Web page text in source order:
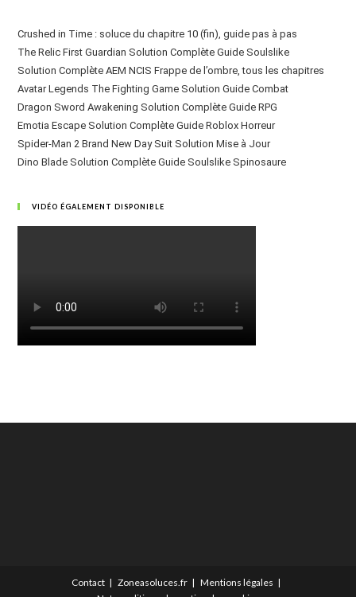
Crushed in Time : soluce du chapitre 10 (fin), guide pas à pas
The Relic First Guardian Solution Complète Guide Soulslike
Solution Complète AEM NCIS Frappe de l’ombre, tous les chapitres
Avatar Legends The Fighting Game Solution Guide Combat
Dragon Sword Awakening Solution Complète Guide RPG
Emotia Escape Solution Complète Guide Roblox Horreur
Spider-Man 2 Brand New Day Suit Solution Mise à Jour
Dino Blade Solution Complète Guide Soulslike Spinosaure
VIDÉO ÉGALEMENT DISPONIBLE
Contact Zoneasoluces.fr
Mentions légales